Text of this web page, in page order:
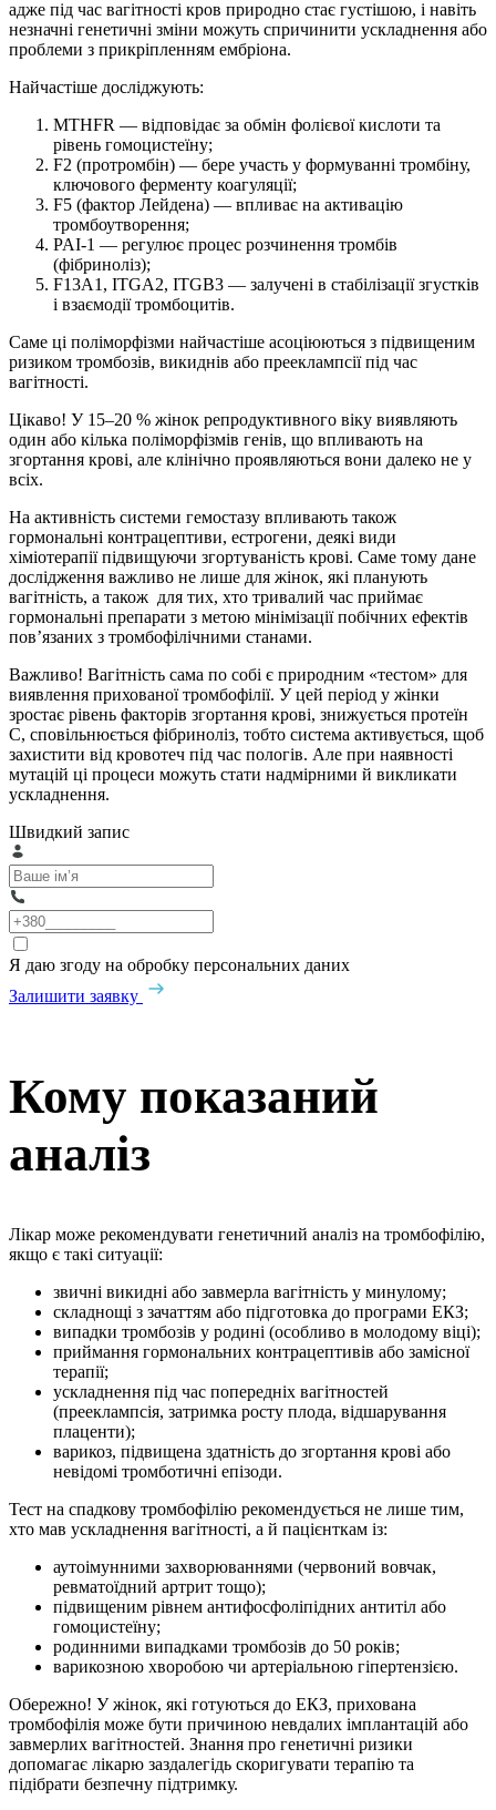
адже під час вагітності кров природно стає густішою, і навіть
незначні генетичні зміни можуть спричинити ускладнення або
проблеми з прикріпленням ембріона.
Найчастіше досліджують:
MTHFR — відповідає за обмін фолієвої кислоти та
рівень гомоцистеїну;
F2 (протромбін) — бере участь у формуванні тромбіну,
ключового ферменту коагуляції;
F5 (фактор Лейдена) — впливає на активацію
тромбоутворення;
PAI-1 — регулює процес розчинення тромбів
(фібриноліз);
F13A1, ITGA2, ITGB3 — залучені в стабілізації згустків
і взаємодії тромбоцитів.
Саме ці поліморфізми найчастіше асоціюються з підвищеним
ризиком тромбозів, викиднів або прееклампсії під час
вагітності.
Цікаво! У 15–20 % жінок репродуктивного віку виявляють
один або кілька поліморфізмів генів, що впливають на
згортання крові, але клінічно проявляються вони далеко не у
всіх.
На активність системи гемостазу впливають також
гормональні контрацептиви, естрогени, деякі види
хіміотерапії підвищуючи згортуваність крові. Саме тому дане
дослідження важливо не лише для жінок, які планують
вагітність, а також для тих, хто тривалий час приймає
гормональні препарати з метою мінімізації побічних ефектів
пов’язаних з тромбофілічними станами.
Важливо! Вагітність сама по собі є природним «тестом» для
виявлення прихованої тромбофілії. У цей період у жінки
зростає рівень факторів згортання крові, знижується протеїн
С, сповільнюється фібриноліз, тобто система активується, щоб
захистити від кровотеч під час пологів. Але при наявності
мутацій ці процеси можуть стати надмірними й викликати
ускладнення.
Швидкий запис
Я даю згоду на обробку персональних даних
Залишити заявку
Кому показаний
аналіз
Лікар може рекомендувати генетичний аналіз на тромбофілію,
якщо є такі ситуації:
звичні викидні або завмерла вагітність у минулому;
складнощі з зачаттям або підготовка до програми ЕКЗ;
випадки тромбозів у родині (особливо в молодому віці);
приймання гормональних контрацептивів або замісної
терапії;
ускладнення під час попередніх вагітностей
(прееклампсія, затримка росту плода, відшарування
плаценти);
варикоз, підвищена здатність до згортання крові або
невідомі тромботичні епізоди.
Тест на спадкову тромбофілію рекомендується не лише тим,
хто мав ускладнення вагітності, а й пацієнткам із:
аутоімунними захворюваннями (червоний вовчак,
ревматоїдний артрит тощо);
підвищеним рівнем антифосфоліпідних антитіл або
гомоцистеїну;
родинними випадками тромбозів до 50 років;
варикозною хворобою чи артеріальною гіпертензією.
Обережно! У жінок, які готуються до ЕКЗ, прихована
тромбофілія може бути причиною невдалих імплантацій або
завмерлих вагітностей. Знання про генетичні ризики
допомагає лікарю заздалегідь скоригувати терапію та
підібрати безпечну підтримку.